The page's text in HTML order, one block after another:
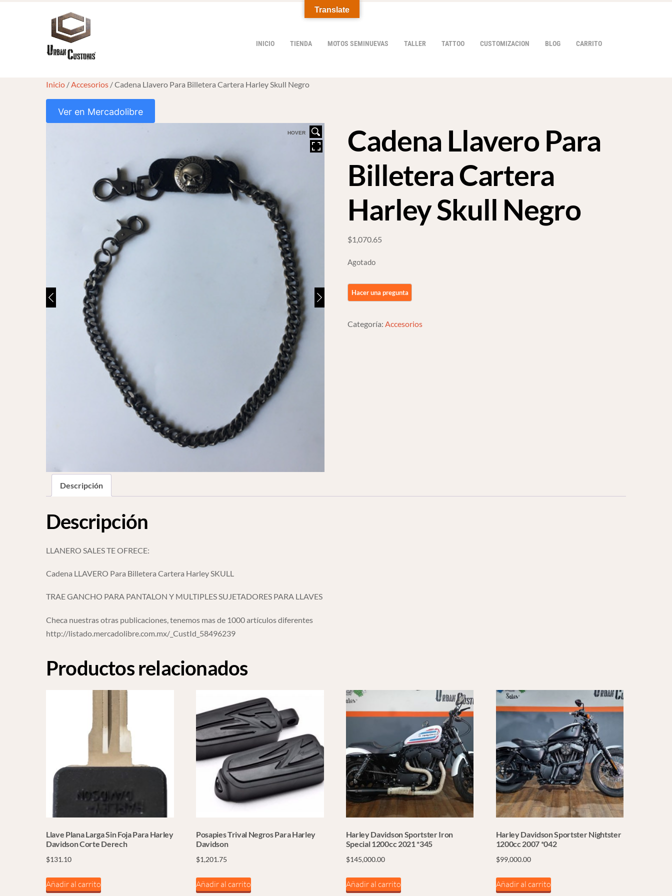
INICIO TIENDA MOTOS SEMINUEVAS TALLER TATTOO CUSTOMIZACION BLOG CARRITO
Inicio /Accesorios / Cadena Llavero Para Billetera Cartera Harley Skull Negro
Ver en Mercadolibre
HOVER
Cadena Llavero Para
Billetera Cartera
Harley Skull Negro
$1,070.65
Agotado
Categoría:Accesorios
Descripción
Descripción
LLANERO SALES TE OFRECE:
Cadena LLAVERO Para Billetera Cartera Harley SKULL
TRAE GANCHO PARA PANTALON Y MULTIPLES SUJETADORES PARA LLAVES
Checa nuestras otras publicaciones, tenemos mas de 1000 artículos diferentes
http://listado.mercadolibre.com.mx/_CustId_58496239
Productos relacionados
Llave Plana Larga Sin Foja Para Harley
Davidson Corte Derech
$131.10
Añadir al carrito
Posapies Trival Negros Para Harley
Davidson
$1,201.75
Añadir al carrito
Harley Davidson Sportster Iron
Special 1200cc 2021 *345
$145,000.00
Añadir al carrito
Harley Davidson Sportster Nightster
1200cc 2007 *042
$99,000.00
Añadir al carrito
Translate